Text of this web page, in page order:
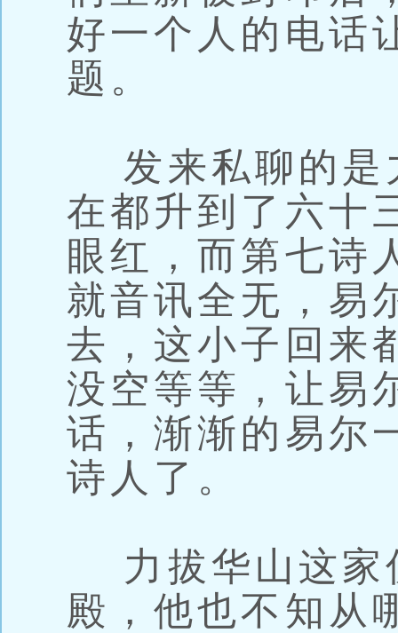
好一个人的电话
题。
发来私聊的是
在都升到了六十
眼红，而第七诗
就音讯全无，易
去，这小子回来
没空等等，让易
话，渐渐的易尔
诗人了。
力拔华山这家
殿，他也不知从